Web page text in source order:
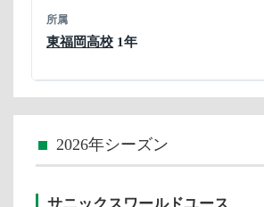
所属
東福岡高校 1年
2026年シーズン
サニックスワールドユース